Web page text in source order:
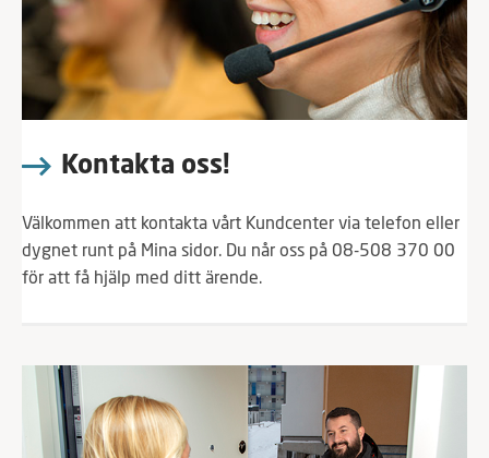
Kontakta oss!
Välkommen att kontakta vårt Kundcenter via telefon eller
dygnet runt på Mina sidor. Du når oss på 08-508 370 00
för att få hjälp med ditt ärende.